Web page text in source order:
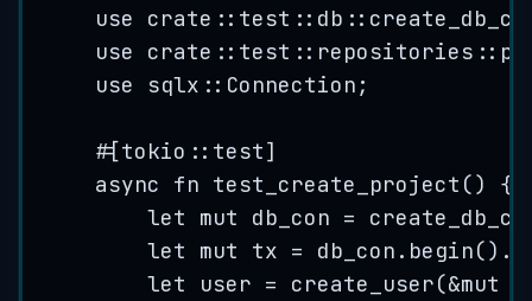
use
crate :: test :: db ::
use
crate :: test :: repositories ::
use sqlx :: Connection;
#[tokio :: test]
async
fn test_create_project () {
let
mut db_con =
let
mut tx = db_con . begin() .
let
user = create_user(&mut